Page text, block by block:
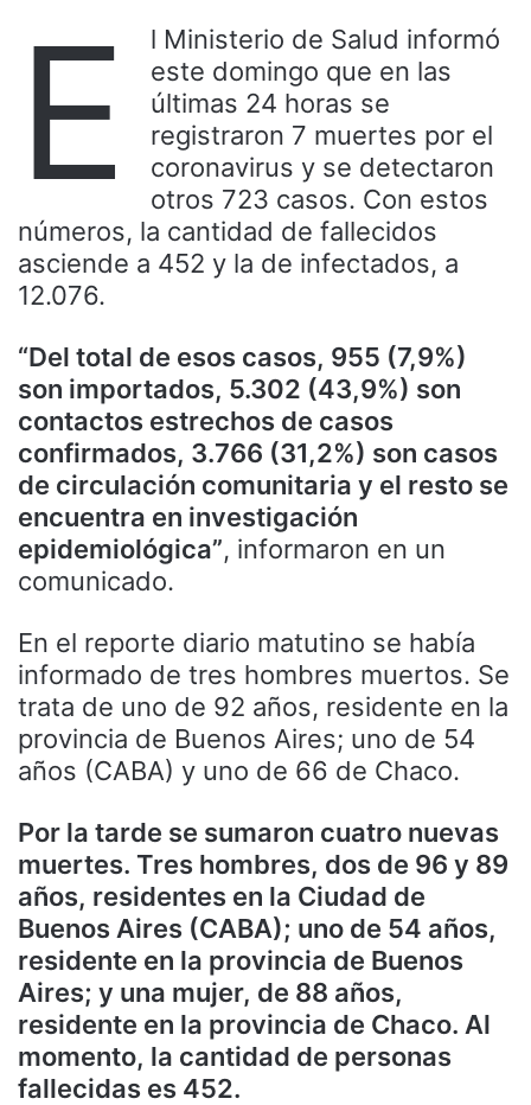
E
l Ministerio de Salud informó
este domingo que en las
últimas 24 horas se
registraron 7 muertes por el
coronavirus ​y se detectaron
otros 723 casos. Con estos
números, la cantidad de fallecidos
asciende a 452 y la de infectados, a
12.076.
“Del total de esos casos, 955 (7,9%)
son importados, 5.302 (43,9%) son
contactos estrechos de casos
confirmados, 3.766 (31,2%) son casos
de circulación comunitaria y el resto se
encuentra en investigación
epidemiológica”, informaron en un
comunicado.
En el reporte diario matutino se había
informado de tres hombres muertos. Se
trata de uno de 92 años, residente en la
provincia de Buenos Aires; uno de 54
años (CABA) y uno de 66 de Chaco.
Por la tarde se sumaron cuatro nuevas
muertes. Tres hombres, dos de 96 y 89
años, residentes en la Ciudad de
Buenos Aires (CABA); uno de 54 años,
residente en la provincia de Buenos
Aires; y una mujer, de 88 años,
residente en la provincia de Chaco. Al
momento, la cantidad de personas
fallecidas es 452.